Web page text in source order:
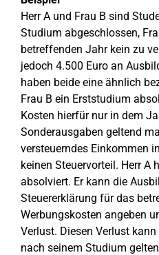
Herr A und Frau B sind
Studium abgeschlossen,
betreffenden Jahr kein zu
jedoch 4.500 Euro an
haben beide eine ähnlich
Frau B ein Erststudium
Kosten hierfür nur in dem
Sonderausgaben geltend
versteuerndes Einkommen
keinen Steuervorteil. Herr A
absolviert. Er kann die
Steuererklärung für das
Werbungskosten angeben
Verlust. Diesen Verlust
nach seinem Studium